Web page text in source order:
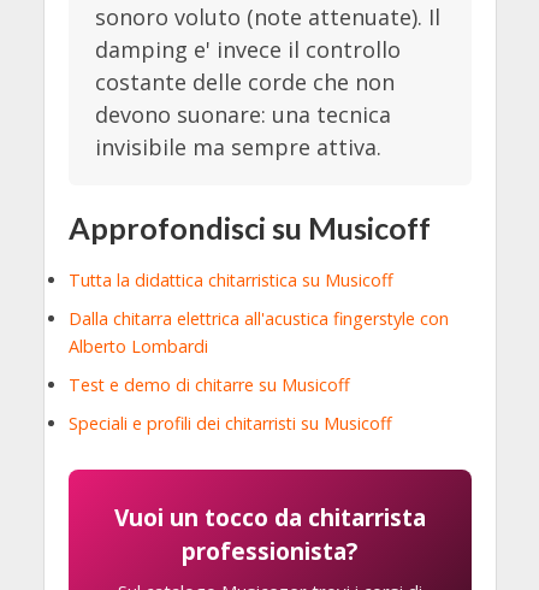
sonoro voluto (note attenuate). Il
damping e' invece il controllo
costante delle corde che non
devono suonare: una tecnica
invisibile ma sempre attiva.
Approfondisci su Musicoff
Tutta la didattica chitarristica su Musicoff
Dalla chitarra elettrica all'acustica fingerstyle con
Alberto Lombardi
Test e demo di chitarre su Musicoff
Speciali e profili dei chitarristi su Musicoff
Vuoi un tocco da chitarrista
professionista?